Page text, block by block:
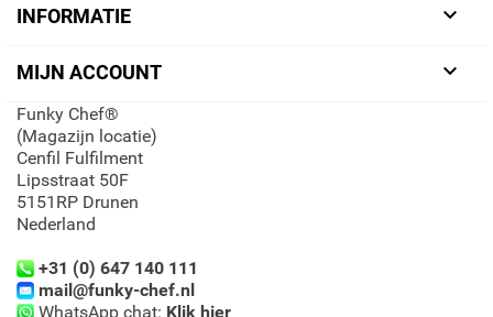
INFORMATIE 
MIJN ACCOUNT 
Funky Chef®
(Magazijn locatie)
Cenfil Fulfilment
Lipsstraat 50F
5151RP Drunen
Nederland
+31 (0) 647 140 111
mail@funky-chef.nl
WhatsApp chat: Klik hier